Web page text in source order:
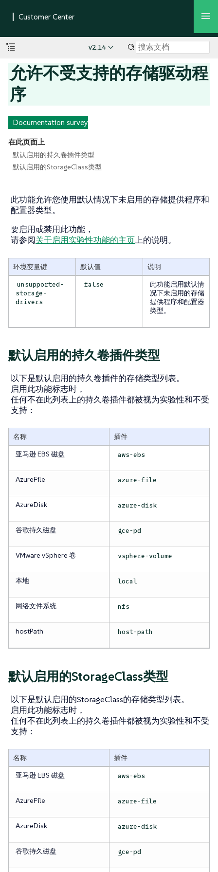
v2.14
允许不受支持的存储驱动程
序
Documentation survey
在此页面上
默认启用的持久卷插件类型
默认启用的StorageClass类型
此功能允许您使用默认情况下未启用的存储提供程序和
配置器类型。
要启用或禁用此功能，
请参阅关于启用实验性功能的主页上的说明。
环境变量键 默认值 说明
unsupported-
storage-
drivers
false
此功能启用默认情
况下未启用的存储
提供程序和配置器
类型。
默认启用的持久卷插件类型
以下是默认启用的持久卷插件的存储类型列表。
启用此功能标志时，
任何不在此列表上的持久卷插件都被视为实验性和不受
支持：
名称
插件
亚马逊 EBS 磁盘
aws-ebs
AzureFile azure-file
AzureDisk azure-disk
谷歌持久磁盘 gce-pd
VMware vSphere 卷 vsphere-volume
本地 local
网络文件系统 nfs
hostPath host-path
默认启用的StorageClass类型
以下是默认启用的StorageClass的存储类型列表。
启用此功能标志时，
任何不在此列表上的持久卷插件都被视为实验性和不受
支持：
名称
插件
亚马逊 EBS 磁盘
aws-ebs
AzureFile azure-file
AzureDisk azure-disk
谷歌持久磁盘 gce-pd